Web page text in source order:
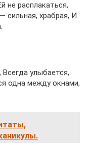
не расплакаться,
сильная, храбрая, И
улыбается,
одна между окнами,